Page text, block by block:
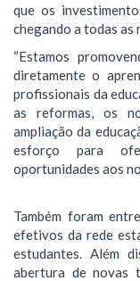
que os
chegando a todas as
“Estamos
diretamente o
profissionais da
as reformas, os
ampliação da
esforço para
oportunidades aos
Também foram
efetivos da rede
estudantes. Além
abertura de novas